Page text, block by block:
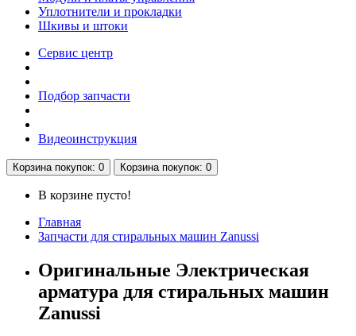
Уплотнители и прокладки
Шкивы и штоки
Сервис центр
Подбор запчасти
Видеоинструкция
Корзинапокупок: 0 Корзинапокупок: 0
В корзине пусто!
Главная
Запчасти для стиральных машин Zanussi
Оригинальные Электрическая
арматура для стиральных машин
Zanussi